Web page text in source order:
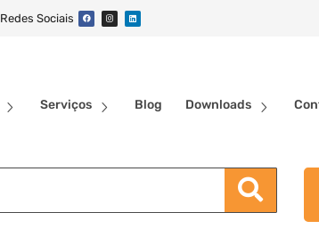
Redes Sociais
Serviços Blog Downloads